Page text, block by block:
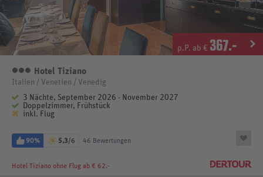
p.P. ab € 367.-
3 Sterne
Hotel Tiziano
Italien / Venetien / Venedig
3 Nächte, September 2026 - November 2027
Doppelzimmer, Frühstück
inkl. Flug
90% 5,3/6 46 Bewertungen
Hotel Tiziano ohne Flug ab € 62.-